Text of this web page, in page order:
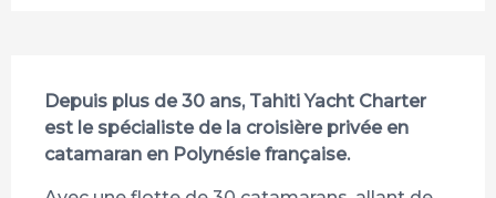
Depuis plus de 30 ans, Tahiti Yacht Charter
est le spécialiste de la croisière privée en
catamaran en Polynésie française.